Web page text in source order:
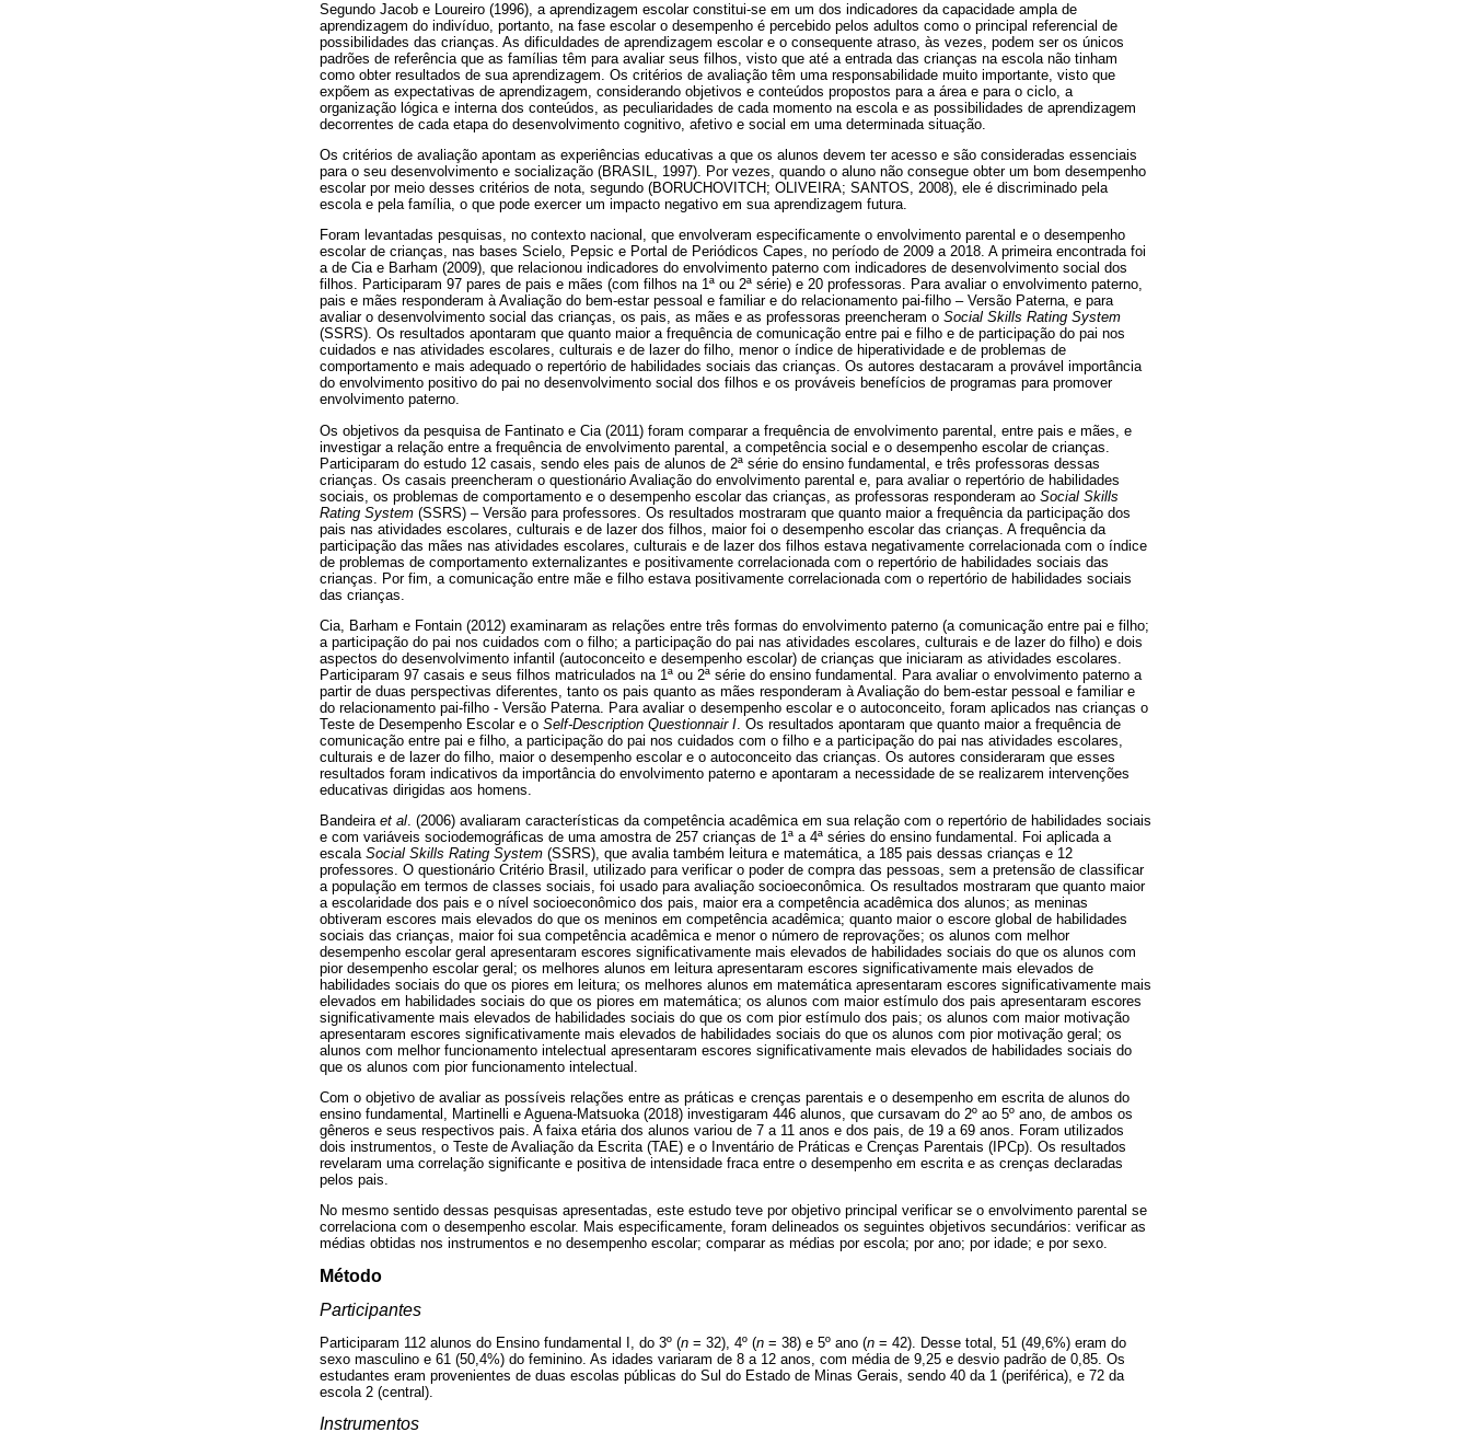
Segundo Jacob e Loureiro (1996), a aprendizagem escolar constitui-se em um dos indicadores da capacidade ampla de
aprendizagem do indivíduo, portanto, na fase escolar o desempenho é percebido pelos adultos como o principal referencial de
possibilidades das crianças. As dificuldades de aprendizagem escolar e o consequente atraso, às vezes, podem ser os únicos
padrões de referência que as famílias têm para avaliar seus filhos, visto que até a entrada das crianças na escola não tinham
como obter resultados de sua aprendizagem. Os critérios de avaliação têm uma responsabilidade muito importante, visto que
expõem as expectativas de aprendizagem, considerando objetivos e conteúdos propostos para a área e para o ciclo, a
organização lógica e interna dos conteúdos, as peculiaridades de cada momento na escola e as possibilidades de aprendizagem
decorrentes de cada etapa do desenvolvimento cognitivo, afetivo e social em uma determinada situação.
Os critérios de avaliação apontam as experiências educativas a que os alunos devem ter acesso e são consideradas essenciais
para o seu desenvolvimento e socialização (BRASIL, 1997). Por vezes, quando o aluno não consegue obter um bom desempenho
escolar por meio desses critérios de nota, segundo (BORUCHOVITCH; OLIVEIRA; SANTOS, 2008), ele é discriminado pela
escola e pela família, o que pode exercer um impacto negativo em sua aprendizagem futura.
Foram levantadas pesquisas, no contexto nacional, que envolveram especificamente o envolvimento parental e o desempenho
escolar de crianças, nas bases Scielo, Pepsic e Portal de Periódicos Capes, no período de 2009 a 2018. A primeira encontrada foi
a de Cia e Barham (2009), que relacionou indicadores do envolvimento paterno com indicadores de desenvolvimento social dos
filhos. Participaram 97 pares de pais e mães (com filhos na 1ª ou 2ª série) e 20 professoras. Para avaliar o envolvimento paterno,
pais e mães responderam à Avaliação do bem-estar pessoal e familiar e do relacionamento pai-filho – Versão Paterna, e para
avaliar o desenvolvimento social das crianças, os pais, as mães e as professoras preencheram o Social Skills Rating System
(SSRS). Os resultados apontaram que quanto maior a frequência de comunicação entre pai e filho e de participação do pai nos
cuidados e nas atividades escolares, culturais e de lazer do filho, menor o índice de hiperatividade e de problemas de
comportamento e mais adequado o repertório de habilidades sociais das crianças. Os autores destacaram a provável importância
do envolvimento positivo do pai no desenvolvimento social dos filhos e os prováveis benefícios de programas para promover
envolvimento paterno.
Os objetivos da pesquisa de Fantinato e Cia (2011) foram comparar a frequência de envolvimento parental, entre pais e mães, e
investigar a relação entre a frequência de envolvimento parental, a competência social e o desempenho escolar de crianças.
Participaram do estudo 12 casais, sendo eles pais de alunos de 2ª série do ensino fundamental, e três professoras dessas
crianças. Os casais preencheram o questionário Avaliação do envolvimento parental e, para avaliar o repertório de habilidades
sociais, os problemas de comportamento e o desempenho escolar das crianças, as professoras responderam ao Social Skills
Rating System (SSRS) – Versão para professores. Os resultados mostraram que quanto maior a frequência da participação dos
pais nas atividades escolares, culturais e de lazer dos filhos, maior foi o desempenho escolar das crianças. A frequência da
participação das mães nas atividades escolares, culturais e de lazer dos filhos estava negativamente correlacionada com o índice
de problemas de comportamento externalizantes e positivamente correlacionada com o repertório de habilidades sociais das
crianças. Por fim, a comunicação entre mãe e filho estava positivamente correlacionada com o repertório de habilidades sociais
das crianças.
Cia, Barham e Fontain (2012) examinaram as relações entre três formas do envolvimento paterno (a comunicação entre pai e filho;
a participação do pai nos cuidados com o filho; a participação do pai nas atividades escolares, culturais e de lazer do filho) e dois
aspectos do desenvolvimento infantil (autoconceito e desempenho escolar) de crianças que iniciaram as atividades escolares.
Participaram 97 casais e seus filhos matriculados na 1ª ou 2ª série do ensino fundamental. Para avaliar o envolvimento paterno a
partir de duas perspectivas diferentes, tanto os pais quanto as mães responderam à Avaliação do bem-estar pessoal e familiar e
do relacionamento pai-filho - Versão Paterna. Para avaliar o desempenho escolar e o autoconceito, foram aplicados nas crianças o
Teste de Desempenho Escolar e o Self-Description Questionnair I . Os resultados apontaram que quanto maior a frequência de
comunicação entre pai e filho, a participação do pai nos cuidados com o filho e a participação do pai nas atividades escolares,
culturais e de lazer do filho, maior o desempenho escolar e o autoconceito das crianças. Os autores consideraram que esses
resultados foram indicativos da importância do envolvimento paterno e apontaram a necessidade de se realizarem intervenções
educativas dirigidas aos homens.
Bandeira et al. (2006) avaliaram características da competência acadêmica em sua relação com o repertório de habilidades sociais
e com variáveis sociodemográficas de uma amostra de 257 crianças de 1ª a 4ª séries do ensino fundamental. Foi aplicada a
escala Social Skills Rating System (SSRS), que avalia também leitura e matemática, a 185 pais dessas crianças e 12
professores. O questionário Critério Brasil, utilizado para verificar o poder de compra das pessoas, sem a pretensão de classificar
a população em termos de classes sociais, foi usado para avaliação socioeconômica. Os resultados mostraram que quanto maior
a escolaridade dos pais e o nível socioeconômico dos pais, maior era a competência acadêmica dos alunos; as meninas
obtiveram escores mais elevados do que os meninos em competência acadêmica; quanto maior o escore global de habilidades
sociais das crianças, maior foi sua competência acadêmica e menor o número de reprovações; os alunos com melhor
desempenho escolar geral apresentaram escores significativamente mais elevados de habilidades sociais do que os alunos com
pior desempenho escolar geral; os melhores alunos em leitura apresentaram escores significativamente mais elevados de
habilidades sociais do que os piores em leitura; os melhores alunos em matemática apresentaram escores significativamente mais
elevados em habilidades sociais do que os piores em matemática; os alunos com maior estímulo dos pais apresentaram escores
significativamente mais elevados de habilidades sociais do que os com pior estímulo dos pais; os alunos com maior motivação
apresentaram escores significativamente mais elevados de habilidades sociais do que os alunos com pior motivação geral; os
alunos com melhor funcionamento intelectual apresentaram escores significativamente mais elevados de habilidades sociais do
que os alunos com pior funcionamento intelectual.
Com o objetivo de avaliar as possíveis relações entre as práticas e crenças parentais e o desempenho em escrita de alunos do
ensino fundamental, Martinelli e Aguena-Matsuoka (2018) investigaram 446 alunos, que cursavam do 2º ao 5º ano, de ambos os
gêneros e seus respectivos pais. A faixa etária dos alunos variou de 7 a 11 anos e dos pais, de 19 a 69 anos. Foram utilizados
dois instrumentos, o Teste de Avaliação da Escrita (TAE) e o Inventário de Práticas e Crenças Parentais (IPCp). Os resultados
revelaram uma correlação significante e positiva de intensidade fraca entre o desempenho em escrita e as crenças declaradas
pelos pais.
No mesmo sentido dessas pesquisas apresentadas, este estudo teve por objetivo principal verificar se o envolvimento parental se
correlaciona com o desempenho escolar. Mais especificamente, foram delineados os seguintes objetivos secundários: verificar as
médias obtidas nos instrumentos e no desempenho escolar; comparar as médias por escola; por ano; por idade; e por sexo.
Método
Participantes
Participaram 112 alunos do Ensino fundamental I, do 3º (n = 32), 4º (n = 38) e 5º ano (n = 42). Desse total, 51 (49,6%) eram do
sexo masculino e 61 (50,4%) do feminino. As idades variaram de 8 a 12 anos, com média de 9,25 e desvio padrão de 0,85. Os
estudantes eram provenientes de duas escolas públicas do Sul do Estado de Minas Gerais, sendo 40 da 1 (periférica), e 72 da
escola 2 (central).
Instrumentos